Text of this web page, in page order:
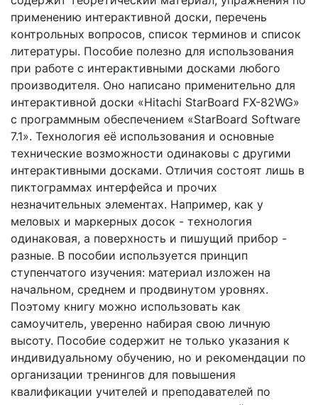
применению интерактивной доски, перечень
контрольных вопросов, список терминов и список
литературы. Пособие полезно для использования
при работе с интерактивными досками любого
производителя. Оно написано применительно для
интерактивной доски «Hitachi StarBoard FX-82WG»
с программным обеспечением «StarBoard Software
7.1». Технология её использования и основные
технические возможности одинаковы с другими
интерактивными досками. Отличия состоят лишь в
пиктограммах интерфейса и прочих
незначительных элементах. Например, как у
меловых и маркерных досок - технология
одинаковая, а поверхность и пишущий прибор -
разные. В пособии используется принцип
ступенчатого изучения: материал изложен на
начальном, среднем и продвинутом уровнях.
Поэтому книгу можно использовать как
самоучитель, уверенно набирая свою личную
высоту. Пособие содержит не только указания к
индивидуальному обучению, но и рекомендации по
организации тренингов для повышения
квалификации учителей и преподавателей по